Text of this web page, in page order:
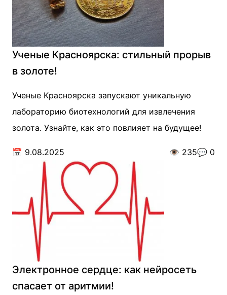
Ученые Красноярска: стильный прорыв
в золоте!
Ученые Красноярска запускают уникальную
лабораторию биотехнологий для извлечения
золота. Узнайте, как это повлияет на будущее!
📅 9.08.2025 👁️ 235💬 0
Электронное сердце: как нейросеть
спасает от аритмии!